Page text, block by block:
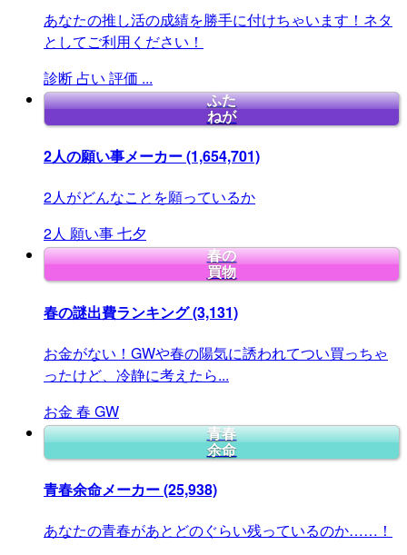
あなたの推し活の成績を勝手に付けちゃいます！ネタ
としてご利用ください！
診断 占い 評価 ...
ふた
ねが
2人の願い事メーカー(1,654,701)
2人がどんなことを願っているか
2人 願い事七夕
春の
買物
春の謎出費ランキング(3,131)
お金がない！GWや春の陽気に誘われてつい買っちゃ
ったけど、冷静に考えたら...
お金 春 GW
青春
余命
青春余命メーカー(25,938)
あなたの青春があとどのぐらい残っているのか……！